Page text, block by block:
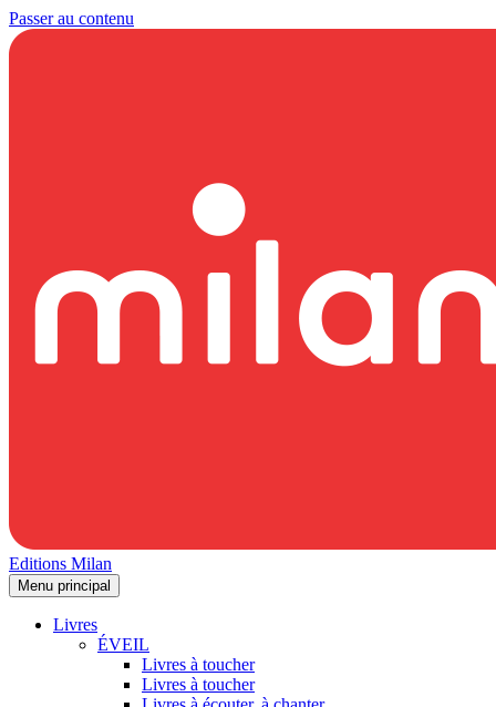
Passer au contenu
Editions Milan
Menu principal
Livres
ÉVEIL
Livres à toucher
Livres à toucher